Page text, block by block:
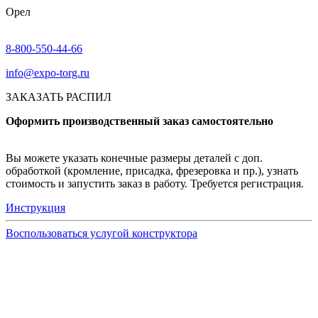
Орел
8-800-550-44-66
info@expo-torg.ru
ЗАКАЗАТЬ РАСПИЛ
Оформить производственный заказ самостоятельно
Вы можете указать конечные размеры деталей с доп.
обработкой (кромление, присадка, фрезеровка и пр.), узнать
стоимость и запустить заказ в работу. Требуется регистрация.
Инструкция
Воспользоваться услугой конструктора